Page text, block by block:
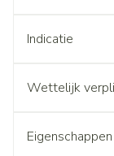
Indicatie
Wettelijk
Eigenschappen